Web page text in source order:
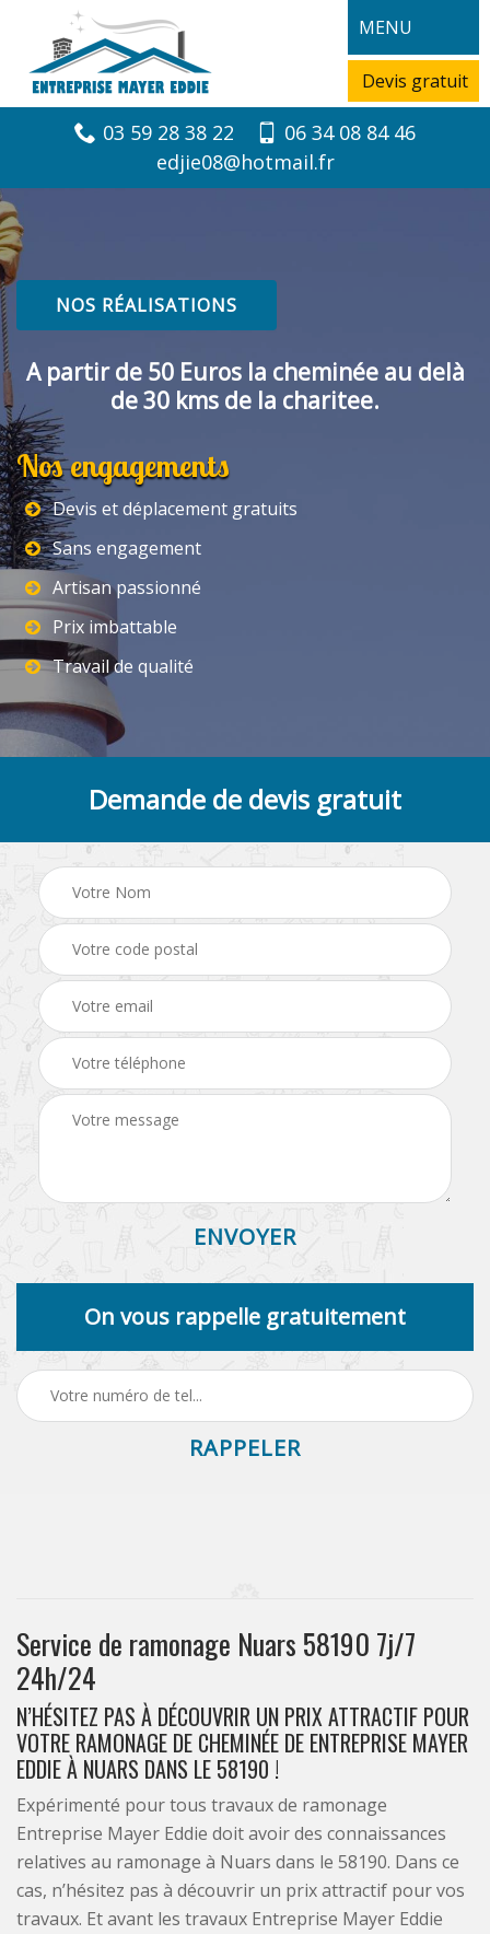
MENU
Devis gratuit
03 59 28 38 22
06 34 08 84 46
edjie08@hotmail.fr
NOS RÉALISATIONS
A partir de 50 Euros la cheminée au delà
de 30 kms de la charitee.
Nos engagements
Devis et déplacement gratuits
Sans engagement
Artisan passionné
Prix imbattable
Travail de qualité
Demande de devis gratuit
On vous rappelle gratuitement
Service de ramonage Nuars 58190 7j/7
24h/24
N’HÉSITEZ PAS À DÉCOUVRIR UN PRIX ATTRACTIF POUR
VOTRE RAMONAGE DE CHEMINÉE DE ENTREPRISE MAYER
EDDIE À NUARS DANS LE 58190 !
Expérimenté pour tous travaux de ramonage
Entreprise Mayer Eddie doit avoir des connaissances
relatives au ramonage à Nuars dans le 58190. Dans ce
cas, n’hésitez pas à découvrir un prix attractif pour vos
travaux. Et avant les travaux Entreprise Mayer Eddie